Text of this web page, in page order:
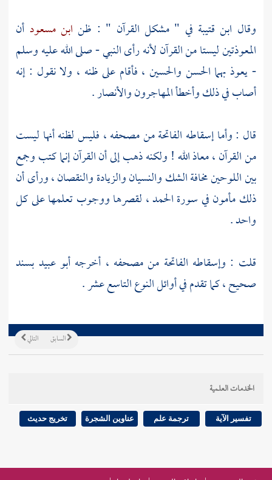
وقال ابن قتيبة في " مشكل القرآن " : ظن ابن مسعود أن
المعوذتين ليستا من القرآن لأنه رأى النبي - صلى الله عليه وسلم
- يعوذ بهما الحسن والحسين ، فأقام على ظنه ، ولا نقول : إنه
أصاب في ذلك وأخطأالمهاجرونوالأنصار.
قال : وأما إسقاطه الفاتحة من مصحفه ، فليس لظنه أنها ليست
من القرآن ، معاذ الله ! ولكنه ذهب إلى أن القرآن إنما كتب وجمع
بين اللوحين مخافة الشك والنسيان والزيادة والنقصان ، ورأى أن
ذلك مأمون في سورة الحمد ، لقصرها ووجوب تعلمها على كل
واحد .
قلت : وإسقاطه الفاتحة من مصحفه ، أخرجه أبو عبيد بسند
صحيح ، كما تقدم في أوائل النوع التاسع عشر .
التالي السابق
الخدمات العلمية
تفسير الآية ترجمة علم عناوين الشجرة تخريج حديث